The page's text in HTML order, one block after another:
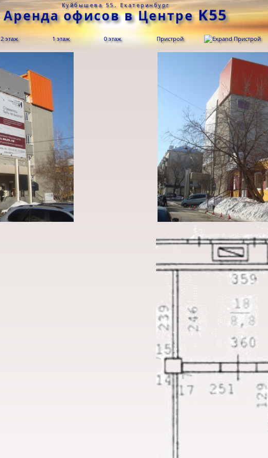
Аренда офисов в ЦентреK55
Куйбышева 55, Екатеринбург
2 этаж 1 этаж 0 этаж Пристрой